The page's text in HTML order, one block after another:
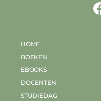
HOME
BOEKEN
EBOOKS
DOCENTEN
STUDIEDAG